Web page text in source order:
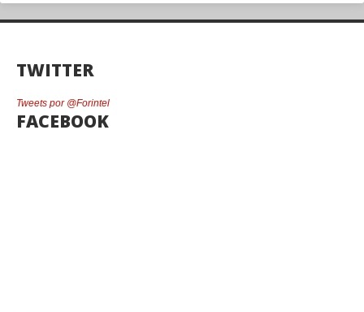
TWITTER
Tweets por @Forintel
FACEBOOK